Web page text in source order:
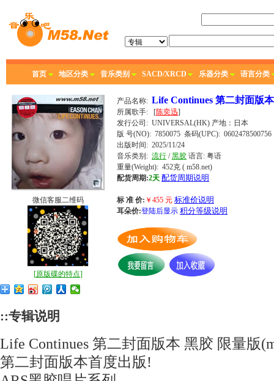
首页 地区分类 音乐类别 SACD/XRCD 乐器分类 语言分类
产品名称: Life Continues 第二封面版
所属歌手: [陈奕迅]
发行公司: UNIVERSAL(HK) 产地：日本
版 号(NO): 7850075 条码(UPC): 0602478500756
出版时间: 2025/11/24
音乐类别: 流行 /黑胶 语言: 粤语
重量(Weight): 452克 ( m58.net)
配货周期:2天 配货周期说明
标 准 价: ￥ 455 元 标准价说明
耳朵价:登陆后显示 积分等级说明
微信客服二维码
[原版碟的特点]
::专辑说明
Life Continues 第二封面版本 黑胶 限量版
第二封面版本首度出版!